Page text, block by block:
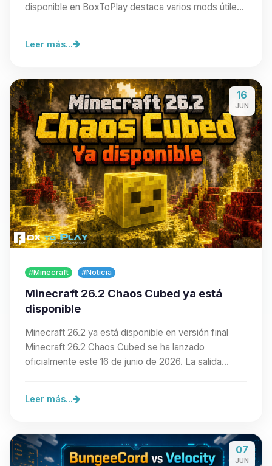
disponible en BoxToPlay destaca varios mods útiles
Leer más...
16
JUN
#Minecraft #Noticia
Minecraft 26.2 Chaos Cubed ya está
disponible
Minecraft 26.2 ya está disponible en versión final
Minecraft 26.2 Chaos Cubed se ha lanzado
oficialmente este 16 de junio de 2026. La salida…
Leer más...
07
JUN